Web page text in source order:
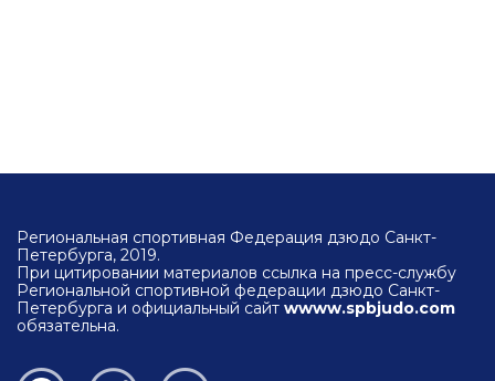
Региональная спортивная Федерация дзюдо Санкт-
Петербурга, 2019.
При цитировании материалов ссылка на пресс-службу
Региональной спортивной федерации дзюдо Санкт-
Петербурга и официальный сайт wwww.spbjudo.com
обязательна.